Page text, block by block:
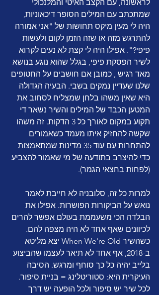
לראשונה, עם הקצב האיטי והמלנכולי
שמתכתב עם המילים הסופר דיכאוניות,
היה לי מעין מיקס תחושות של "אני אמורה
להתרגש מזה או שזה הזמן לקום ולעשות
פיפי?". אפילו היה לי קצת לא נעים לקרוא
לשיר הפסקת פיפי, בגלל שהוא נוגע בנושא
מאד רגיש , כמובן אם חושבים על החטופים
שלנו שעדיין נמקים בשבי. הבעיה הגדולה
היא שאין משהו בלחן שמצליח לסחוב את
המטען הכבד של המילים והשיר נשאר די
תקוע במקום לאורך כל 3 הדקות. זה משהו
שקשה להחזיק איתו מעמד כשאמורים
להתחרות עם עוד 35 מדינות שמתאמצות
כדי להיצרב בתודעה של מי שאמור להצביע
(לפחות בחצאי הגמר).
למרות כל זה, סלובניה לא חייבת לאמר
נואש על הביקורות הפושרות. אפילו את
הבלדה הכי משעממת בעולם אפשר להרים
לכיוונים שאף אחד לא היה מצפה להם.
כשהשיר When We're Old יצא מליטא
ב-2018, אף אחד לא תיאר לעצמו שהביצוע
בלייב יהיה כל כך סוחף ומרגש. הסיבה
העיקרית היא: סטוריטלינג = בניית סיפור.
לכל שיר יש סיפור ולכל הופעה יש דרך